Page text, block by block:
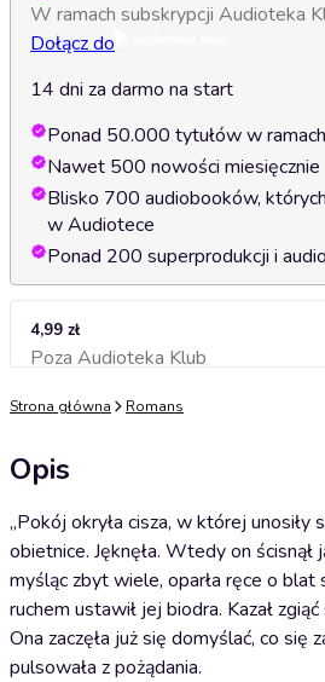
W ramach subskrypcji Audioteka
Dołącz do
14 dni za darmo na start
Ponad 50.000 tytułów w
Nawet 500 nowości miesięcznie
Blisko 700 audiobooków,
w Audiotece
Ponad 200 superprodukcji i
4,99 zł
Poza Audioteka KlubDodaj do koszyka
Strona główna Romans
Opis
„Pokój okryła cisza, w której unosiły
obietnice. Jęknęła. Wtedy on ścisnął
myśląc zbyt wiele, oparła ręce o blat
ruchem ustawił jej biodra. Kazał
Ona zaczęła już się domyślać, co się
pulsowała z pożądania.